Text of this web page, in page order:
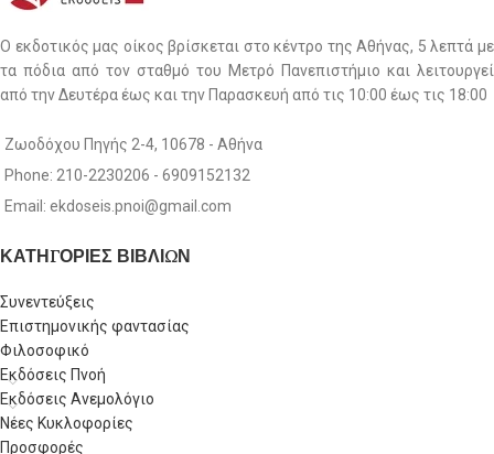
Ο εκδοτικός μας οίκος βρίσκεται στο κέντρο της Αθήνας, 5 λεπτά με
τα πόδια από τον σταθμό του Μετρό Πανεπιστήμιο και λειτουργεί
από την Δευτέρα έως και την Παρασκευή από τις 10:00 έως τις 18:00
Ζωοδόχου Πηγής 2-4, 10678 - Αθήνα
Phone: 210-2230206 - 6909152132
Email: ekdoseis.pnoi@gmail.com
ΚΑΤΗΓΟΡΙΕΣ ΒΙΒΛΙΩΝ
Συνεντεύξεις
Επιστημονικής φαντασίας
Φιλοσοφικό
Εκδόσεις Πνοή
Εκδόσεις Ανεμολόγιο
Νέες Κυκλοφορίες
Προσφορές